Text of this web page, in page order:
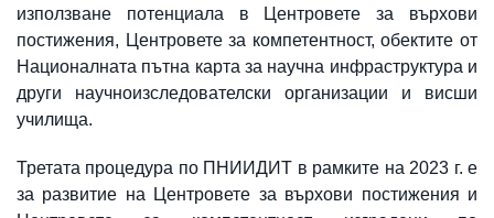
използване потенциала в Центровете за върхови
постижения, Центровете за компетентност, обектите от
Националната пътна карта за научна инфраструктура и
други научноизследователски организации и висши
училища.
Третата процедура по ПНИИДИТ в рамките на 2023 г. е
за развитие на Центровете за върхови постижения и